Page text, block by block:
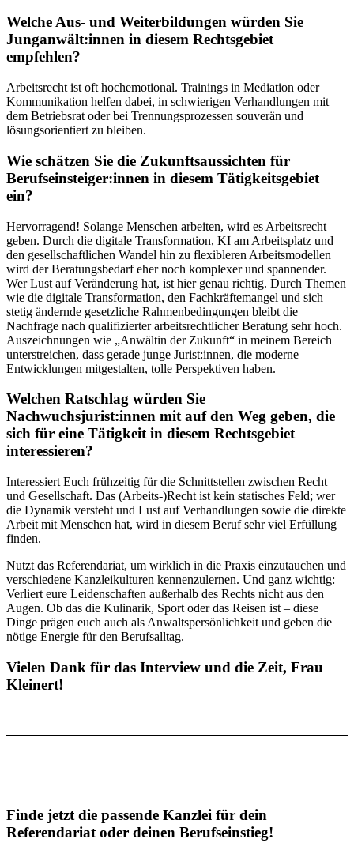
Welche Aus- und Weiterbildungen würden Sie
Junganwält:innen in diesem Rechtsgebiet
empfehlen?
Arbeitsrecht ist oft hochemotional. Trainings in Mediation oder
Kommunikation helfen dabei, in schwierigen Verhandlungen mit
dem Betriebsrat oder bei Trennungsprozessen souverän und
lösungsorientiert zu bleiben.
Wie schätzen Sie die Zukunftsaussichten für
Berufseinsteiger:innen in diesem Tätigkeitsgebiet
ein?
Hervorragend! Solange Menschen arbeiten, wird es Arbeitsrecht
geben. Durch die digitale Transformation, KI am Arbeitsplatz und
den gesellschaftlichen Wandel hin zu flexibleren Arbeitsmodellen
wird der Beratungsbedarf eher noch komplexer und spannender.
Wer Lust auf Veränderung hat, ist hier genau richtig. Durch Themen
wie die digitale Transformation, den Fachkräftemangel und sich
stetig ändernde gesetzliche Rahmenbedingungen bleibt die
Nachfrage nach qualifizierter arbeitsrechtlicher Beratung sehr hoch.
Auszeichnungen wie „Anwältin der Zukunft“ in meinem Bereich
unterstreichen, dass gerade junge Jurist:innen, die moderne
Entwicklungen mitgestalten, tolle Perspektiven haben.
Welchen Ratschlag würden Sie
Nachwuchsjurist:innen mit auf den Weg geben, die
sich für eine Tätigkeit in diesem Rechtsgebiet
interessieren?
Interessiert Euch frühzeitig für die Schnittstellen zwischen Recht
und Gesellschaft. Das (Arbeits-)Recht ist kein statisches Feld; wer
die Dynamik versteht und Lust auf Verhandlungen sowie die direkte
Arbeit mit Menschen hat, wird in diesem Beruf sehr viel Erfüllung
finden.
Nutzt das Referendariat, um wirklich in die Praxis einzutauchen und
verschiedene Kanzleikulturen kennenzulernen. Und ganz wichtig:
Verliert eure Leidenschaften außerhalb des Rechts nicht aus den
Augen. Ob das die Kulinarik, Sport oder das Reisen ist – diese
Dinge prägen euch auch als Anwaltspersönlichkeit und geben die
nötige Energie für den Berufsalltag.
Vielen Dank für das Interview und die Zeit, Frau
Kleinert!
Finde jetzt die passende Kanzlei für dein
Referendariat oder deinen Berufseinstieg!